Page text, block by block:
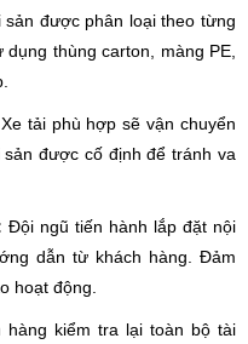
sản được phân loại theo từng
thùng carton, màng PE,
Xe tải phù hợp sẽ vận chuyển
được cố định để tránh va
Đội ngũ tiến hành lắp đặt nội
dẫn từ khách hàng. Đảm
hoạt động.
hàng kiểm tra lại toàn bộ tài